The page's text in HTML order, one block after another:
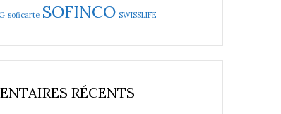
soficarte SOFINCO SWISSLIFE
RÉCENTS